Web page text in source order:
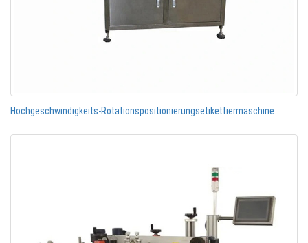
Hochgeschwindigkeits-Rotationspositionierungsetikettiermaschine